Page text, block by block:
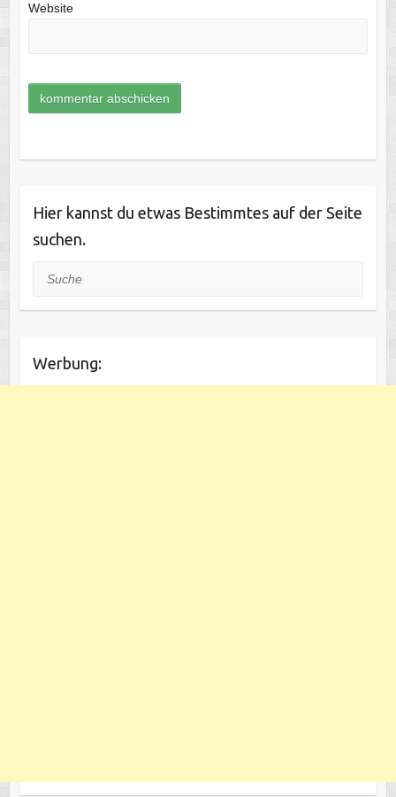
Website
Hier kannst du etwas Bestimmtes auf der Seite
suchen.
Suche
Werbung: